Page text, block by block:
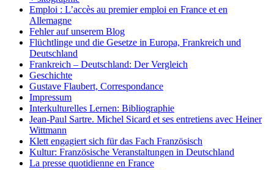
Emploi : L’accès au premier emploi en France et en
Allemagne
Fehler auf unserem Blog
Flüchtlinge und die Gesetze in Europa, Frankreich und
Deutschland
Frankreich – Deutschland: Der Vergleich
Geschichte
Gustave Flaubert, Correspondance
Impressum
Interkulturelles Lernen: Bibliographie
Jean-Paul Sartre. Michel Sicard et ses entretiens avec Heiner
Wittmann
Klett engagiert sich für das Fach Französisch
Kultur: Französische Veranstaltungen in Deutschland
La presse quotidienne en France